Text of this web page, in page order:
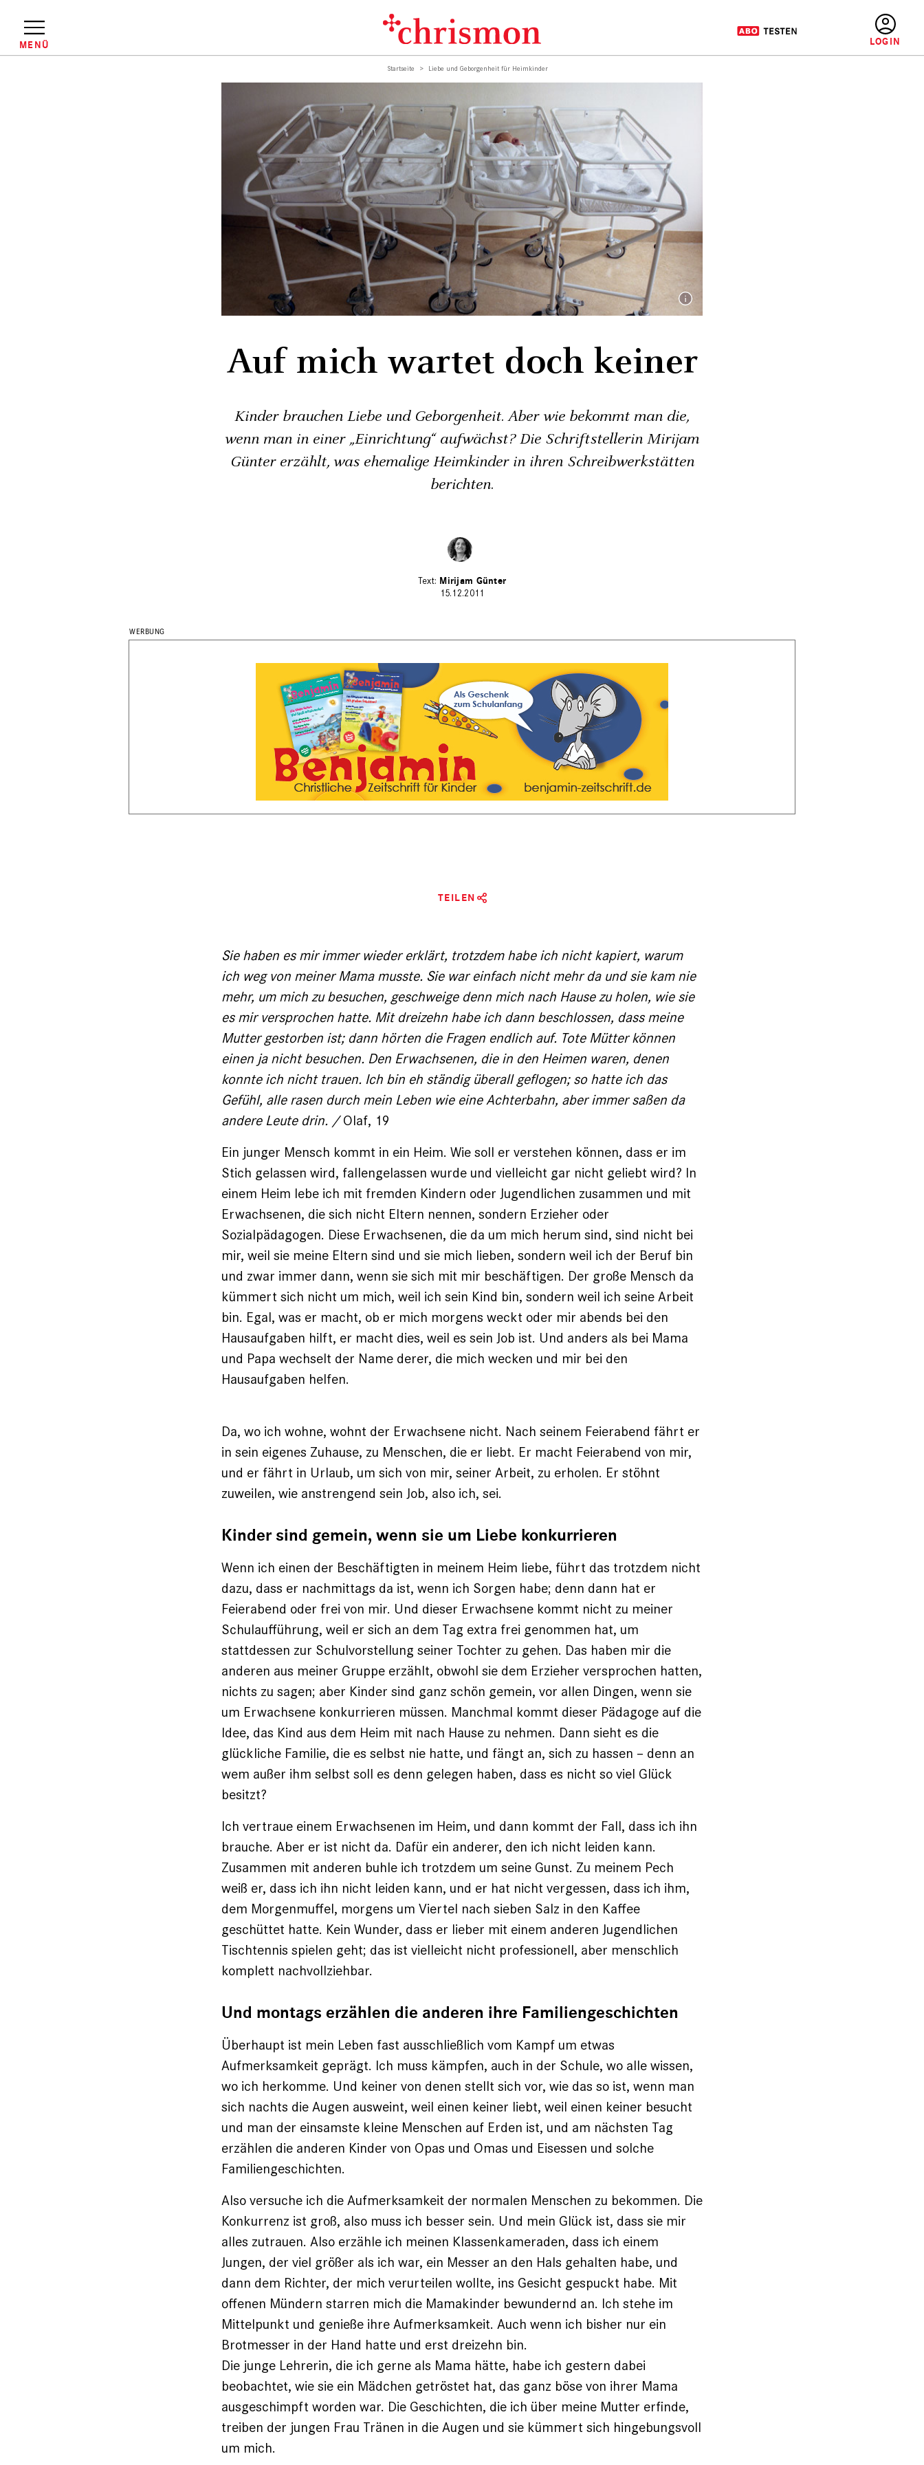
Inhalt
MENÜ
Startseite Liebe und Geborgenheit für Heimkinder
Auf mich wartet doch keiner
Kinder brauchen Liebe und Geborgenheit. Aber wie bekommt man die,
wenn man in einer „Einrichtung“ aufwächst? Die Schriftstellerin Mirijam
Günter erzählt, was ehemalige Heimkinder in ihren Schreibwerkstätten
berichten.
Mirijam Günter
15.12.2011
TEILEN
Sie haben es mir immer wieder erklärt, trotzdem habe ich nicht kapiert, warum
ich weg von meiner Mama musste. Sie war einfach nicht mehr da und sie kam nie
mehr, um mich zu be­suchen, geschweige denn mich nach Hause zu holen, wie sie
es mir versprochen hatte. Mit dreizehn habe ich dann beschlossen, dass ­meine
Mutter gestorben ist; dann hörten die Fragen endlich auf. Tote Mütter können
einen ja nicht besuchen. Den Erwachsenen, die in den Heimen waren, denen
konnte ich nicht trauen. Ich bin eh ständig überall geflogen; so hatte ich das
Gefühl, alle rasen durch mein Leben wie eine Achterbahn, aber immer saßen da
andere Leute drin. /Olaf, 19
Ein junger Mensch kommt in ein Heim. Wie soll er verstehen können, dass er im
Stich gelassen wird, fallengelassen wurde und vielleicht gar nicht geliebt wird? In
einem Heim lebe ich mit fremden Kindern oder Jugendlichen zusammen und mit
Erwachsenen, die sich nicht Eltern nennen, sondern Erzieher oder
Sozialpädagogen. Diese Erwachsenen, die da um mich herum sind, sind nicht bei
mir, weil sie meine Eltern sind und sie mich lieben, sondern weil ich der Beruf bin
und zwar immer dann, wenn sie sich mit mir beschäftigen. Der große Mensch da
kümmert sich nicht um mich, weil ich sein Kind bin, sondern weil ich seine Arbeit
bin. Egal, was er macht, ob er mich morgens weckt oder mir abends bei den
Hausaufgaben hilft, er macht dies, weil es sein Job ist. Und anders als bei Mama
und Papa wechselt der Name derer, die mich wecken und mir bei den
Hausaufgaben helfen.
Da, wo ich wohne, wohnt der Erwachsene nicht. Nach seinem Feierabend fährt er
in sein eigenes Zuhause, zu Menschen, die er liebt. Er macht Feierabend von mir,
und er fährt in Urlaub, um sich von mir, seiner Arbeit, zu erholen. Er stöhnt
zuweilen, wie anstrengend sein Job, also ich, sei.
Kinder sind gemein, wenn sie um Liebe konkurrieren
Wenn ich einen der Beschäftigten in meinem Heim liebe, führt das trotzdem nicht
dazu, dass er nachmittags da ist, wenn ich Sorgen habe; denn dann hat er
Feierabend oder frei von mir. Und dieser Erwachsene kommt nicht zu meiner
Schulaufführung, weil er sich an dem Tag extra frei genommen hat, um
stattdessen zur Schulvorstellung seiner Tochter zu gehen. Das haben mir die
anderen aus meiner Gruppe erzählt, obwohl sie dem Erzieher versprochen hatten,
nichts zu sagen; aber Kinder sind ganz schön gemein, vor allen Dingen, wenn sie
um Erwachsene konkurrieren müssen. Manchmal kommt dieser Pädagoge auf die
Idee, das Kind aus dem Heim mit nach Hause zu nehmen. Dann sieht es die
glückliche Familie, die es selbst nie hatte, und fängt an, sich zu hassen – denn an
wem außer ihm selbst soll es denn gelegen haben, dass es nicht so viel Glück
besitzt?
Ich vertraue einem Erwachsenen im Heim, und dann kommt der Fall, dass ich ihn
brauche. Aber er ist nicht da. Dafür ein anderer, den ich nicht leiden kann.
Zusammen mit anderen buhle ich trotzdem um seine Gunst. Zu meinem Pech
weiß er, dass ich ihn nicht leiden kann, und er hat nicht vergessen, dass ich ihm,
dem Morgenmuffel, morgens um Viertel nach sieben Salz in den Kaffee
geschüttet hatte. Kein Wunder, dass er lieber mit einem anderen Jugendlichen
Tischtennis spielen geht; das ist vielleicht nicht professionell, aber menschlich
komplett nachvollziehbar.
Und montags erzählen die anderen ihre Familiengeschichten
Überhaupt ist mein Leben fast ausschließlich vom Kampf um etwas
Aufmerksamkeit geprägt. Ich muss kämpfen, auch in der Schule, wo alle wissen,
wo ich herkomme. Und keiner von denen stellt sich vor, wie das so ist, wenn man
sich nachts die Augen ausweint, weil einen keiner liebt, weil einen keiner besucht
und man der einsamste kleine Menschen auf Erden ist, und am nächsten Tag
erzählen die anderen Kinder von Opas und Omas und Eisessen und solche
Familiengeschichten.
Also versuche ich die Aufmerksamkeit der normalen Menschen zu bekommen. Die
Konkurrenz ist groß, also muss ich besser sein. Und mein Glück ist, dass sie mir
alles zutrauen. Also er­zähle ich meinen Klassenkameraden, dass ich einem
Jungen, der viel größer als ich war, ein Messer an den Hals gehalten habe, und
dann dem Richter, der mich verurteilen wollte, ins Gesicht gespuckt habe. Mit
offenen Mündern starren mich die Mamakinder bewundernd an. Ich stehe im
Mittelpunkt und genieße ihre Aufmerksamkeit. Auch wenn ich bisher nur ein
Brotmesser in der Hand hatte und erst dreizehn bin.
Die junge Lehrerin, die ich gerne als Mama hätte, habe ich ges­tern dabei
beobachtet, wie sie ein Mädchen getröstet hat, das ganz böse von ihrer Mama
ausgeschimpft worden war. Die Geschichten, die ich über meine Mutter erfinde,
treiben der jungen Frau Tränen in die Augen und sie kümmert sich hingebungsvoll
um mich.